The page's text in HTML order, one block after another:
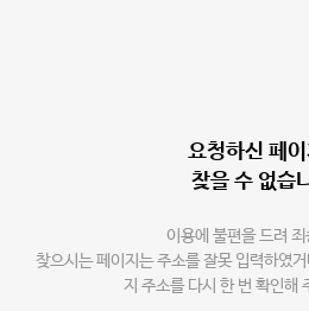
요청하신 페
찾을 수 없습
이용에 불편을 드려
찾으시는 페이지는 주소를 잘못 입력하였
지 주소를 다시 한 번 확인해